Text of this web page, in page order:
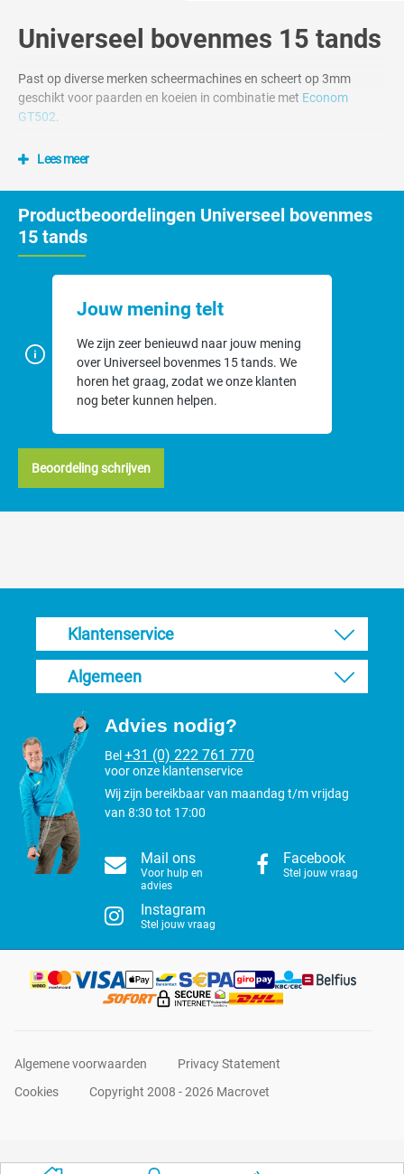
Universeel bovenmes 15 tands
Past op diverse merken scheermachines en scheert op 3mm
geschikt voor paarden en koeien in combinatie met Econom
GT502
Lees meer
Productbeoordelingen Universeel bovenmes
15 tands
Jouw mening telt
We zijn zeer benieuwd naar jouw mening
over Universeel bovenmes 15 tands. We
horen het graag, zodat we onze klanten
nog beter kunnen helpen.
Beoordeling schrijven
Klantenservice
Algemeen
Advies nodig?
Bel +31 (0) 222 761 770
voor onze klantenservice
Wij zijn bereikbaar van maandag t/m vrijdag
van 8:30 tot 17:00
Mail ons
Voor hulp en
advies
Facebook
Stel jouw vraag
Instagram
Stel jouw vraag
Algemene voorwaarden
Privacy Statement
Cookies
Copyright 2008 - 2026 Macrovet